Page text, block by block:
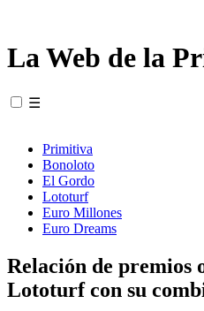
La Web de la
☰
Primitiva
Bonoloto
El Gordo
Lototurf
Euro Millones
Euro Dreams
Relación de premios
Lototurf con su